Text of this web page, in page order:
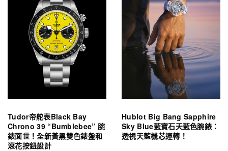
Tudor帝舵表Black Bay
Chrono 39 “Bumblebee” 腕
錶面世！全新黃黑雙色錶盤和
滾花按鈕設計
Hublot Big Bang Sapphire
Sky Blue藍寶石天藍色腕錶：
透視天藍機芯運轉！